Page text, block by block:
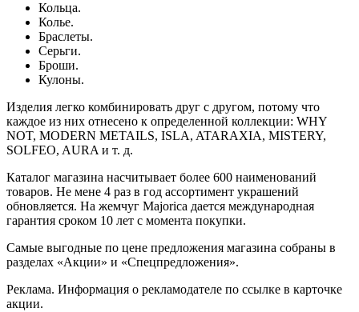
Кольца.
Колье.
Браслеты.
Серьги.
Броши.
Кулоны.
Изделия легко комбинировать друг с другом, потому что
каждое из них отнесено к определенной коллекции: WHY
NOT, MODERN METAILS, ISLA, ATARAXIA, MISTERY,
SOLFEO, AURA и т. д.
Каталог магазина насчитывает более 600 наименований
товаров. Не мене 4 раз в год ассортимент украшений
обновляется. На жемчуг Majorica дается международная
гарантия сроком 10 лет с момента покупки.
Самые выгодные по цене предложения магазина собраны в
разделах «Акции» и «Спецпредложения».
Реклама. Информация о рекламодателе по ссылке в карточке
акции.